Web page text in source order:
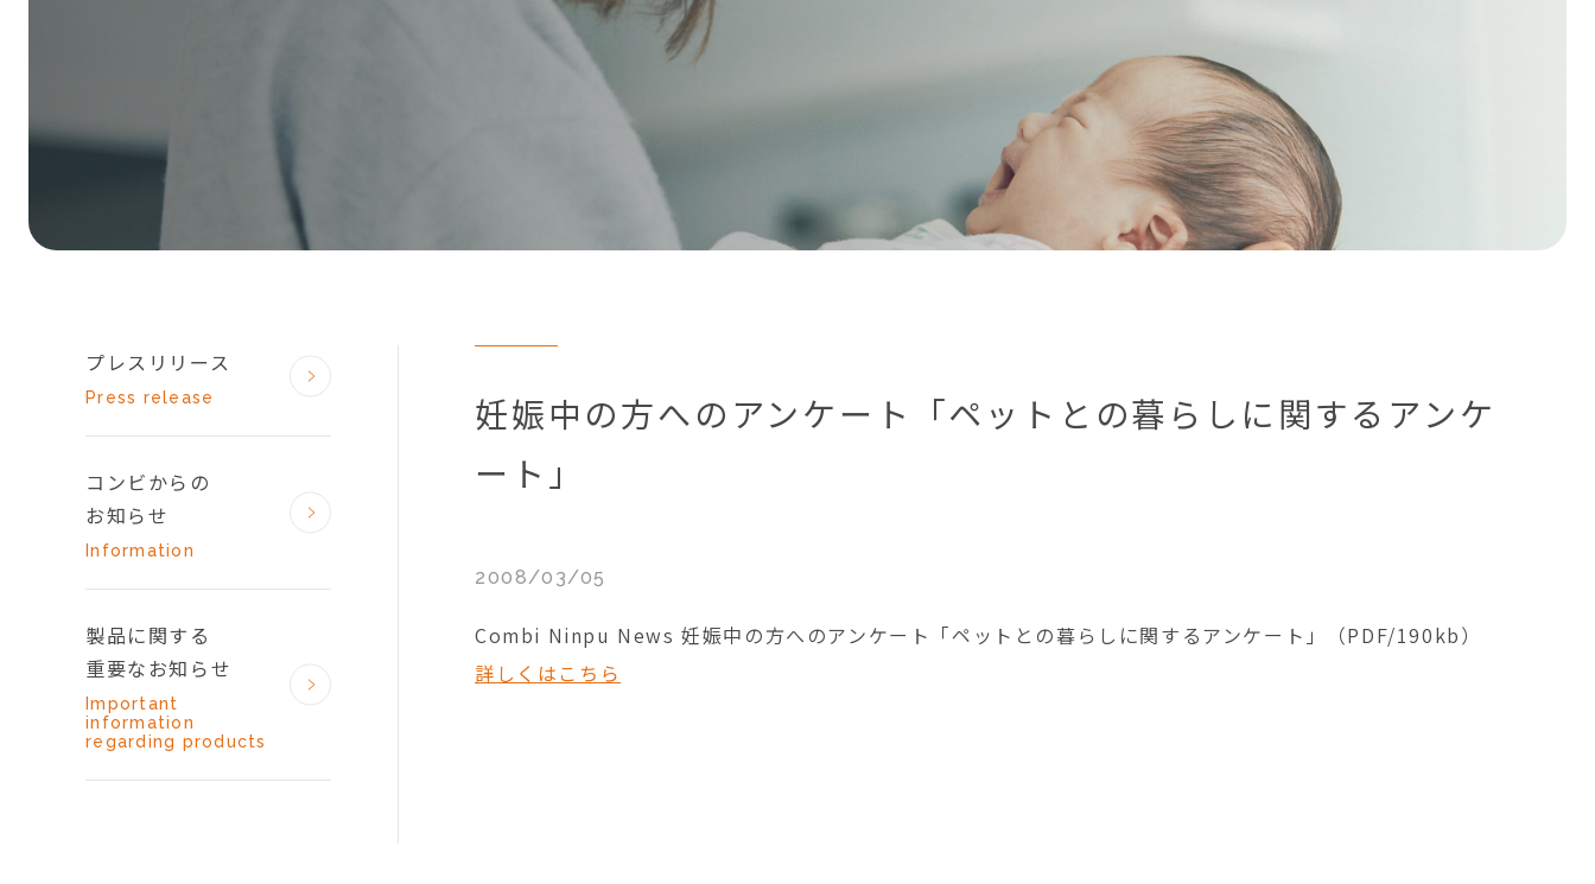
妊娠中の方へのアンケート「ペットとの暮らしに関するアンケ
ート」
2008/03/05
Combi Ninpu News 妊娠中の方へのアンケート「ペットとの暮らしに関するアンケート」（PDF/190kb）
詳しくはこちら
プレスリリース
Press release
コンビからの
お知らせ
Information
製品に関する
重要なお知らせ
Important
information
regarding products